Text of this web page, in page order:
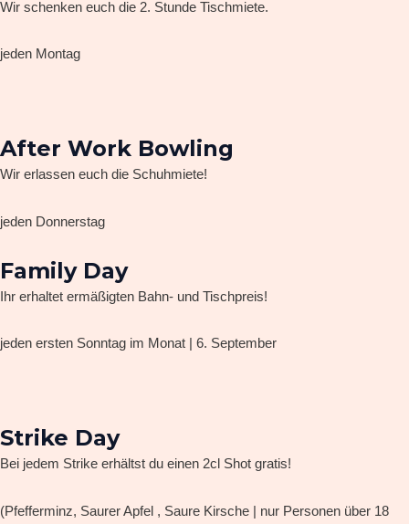
Wir schenken euch die 2. Stunde Tischmiete.
jeden Montag
After Work Bowling
Wir erlassen euch die Schuhmiete!
jeden Donnerstag
Family Day
Ihr erhaltet ermäßigten Bahn- und Tischpreis!
jeden ersten Sonntag im Monat | 6. September
Strike Day
Bei jedem Strike erhältst du einen 2cl Shot gratis!
(Pfefferminz, Saurer Apfel , Saure Kirsche | nur Personen über 18